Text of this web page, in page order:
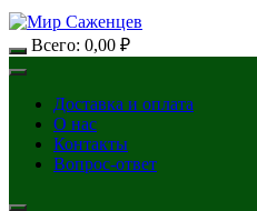
Всего: 0,00 ₽
Доставка и оплата
О нас
Контакты
Вопрос-ответ